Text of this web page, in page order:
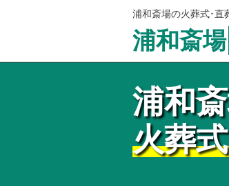
浦和斎場の火葬式･直
浦和斎場
浦和
火葬